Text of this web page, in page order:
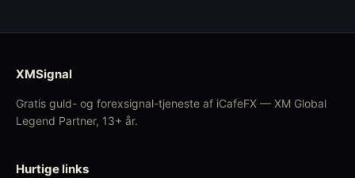
XMSignal
Gratis guld- og forexsignal-tjeneste af iCafeFX — XM Global
Legend Partner, 13+ år.
Hurtige links